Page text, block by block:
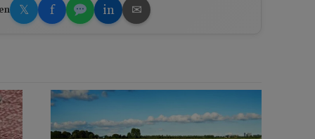
𝕏 f in ✉